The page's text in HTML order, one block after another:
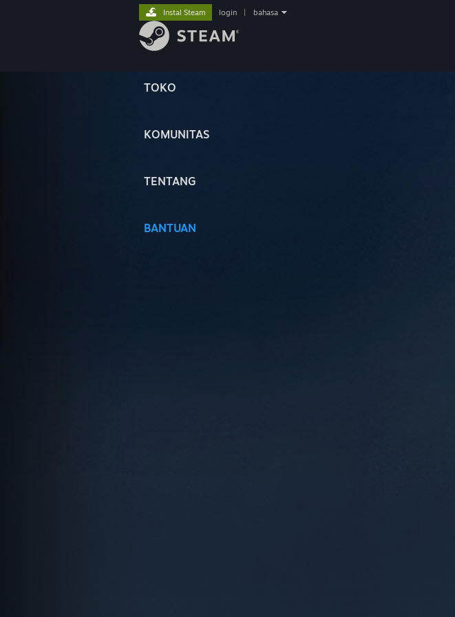
TOKO
KOMUNITAS
TENTANG
BANTUAN
Instal Steam login bahasa